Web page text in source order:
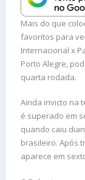
Mais do que
favoritos para
Internacional x
Porto Alegre,
quarta rodada.
Ainda invicto na
é superado em
quando caiu
brasileiro. Após
aparece em